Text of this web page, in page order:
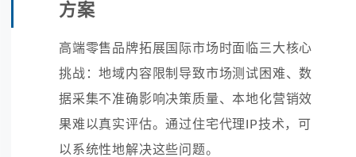
方案
高端零售品牌拓展国际市场时面临三大核心
挑战：地域内容限制导致市场测试困难、数
据采集不准确影响决策质量、本地化营销效
果难以真实评估。通过住宅代理IP技术，可
以系统性地解决这些问题。